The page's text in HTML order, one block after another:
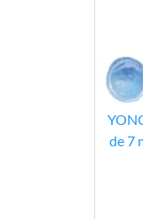
de 7